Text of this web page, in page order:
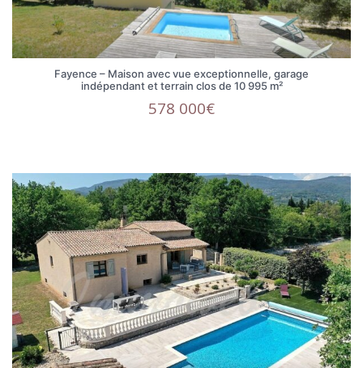
Fayence – Maison avec vue exceptionnelle, garage
indépendant et terrain clos de 10 995 m²
578 000€